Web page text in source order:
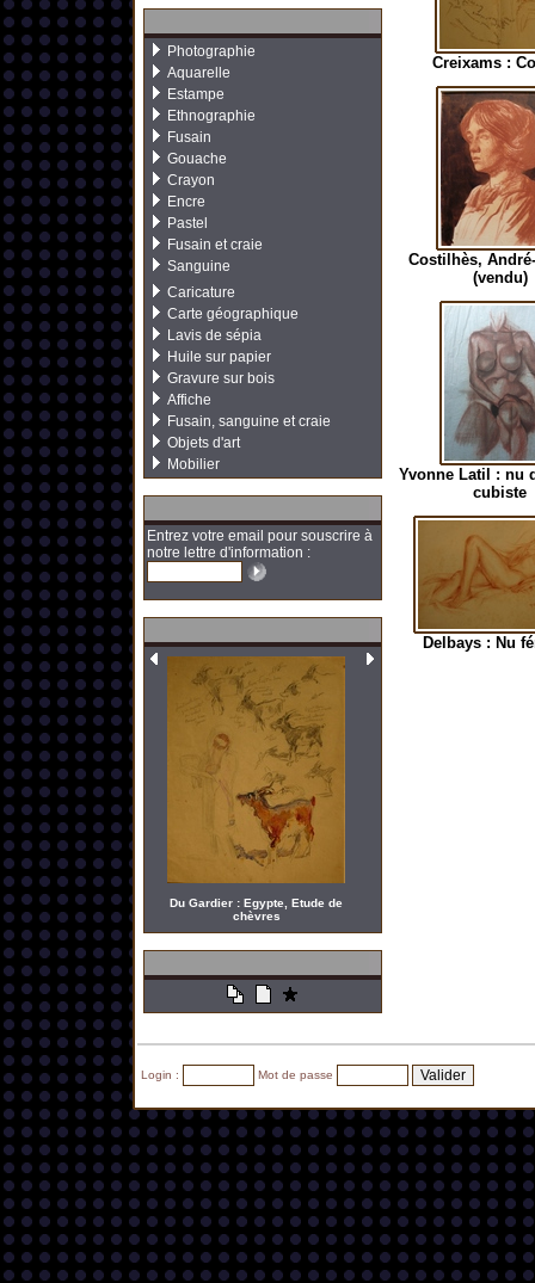
Photographie
Aquarelle
Estampe
Ethnographie
Fusain
Gouache
Crayon
Encre
Pastel
Fusain et craie
Sanguine
Caricature
Carte géographique
Lavis de sépia
Huile sur papier
Gravure sur bois
Affiche
Fusain, sanguine et craie
Objets d'art
Mobilier
Entrez votre email pour souscrire à
notre lettre d'information :
Du Gardier : Egypte, Etude de
chèvres
Creixams :
Costilhès,
(vendu)
Yvonne Latil : nu
cubiste
Delbays : Nu
Login : Mot de passe